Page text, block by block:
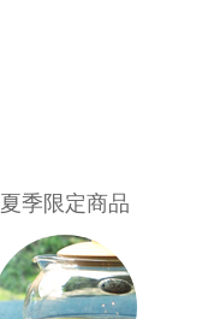
夏季限定商品